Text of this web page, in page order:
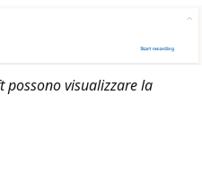
possono visualizzare la